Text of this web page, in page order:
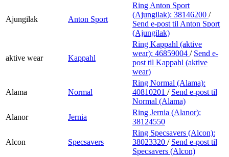
Ajungilak Anton Sport
Ring Anton Sport
(Ajungilak): 38146200 /
Send e-post til Anton Sport
(Ajungilak)
aktive wear Kappahl
Ring Kappahl (aktive
wear): 46859004 / Send e-
post til Kappahl (aktive
wear)
Alama Normal
Ring Normal (Alama):
40810201 / Send e-post til
Normal (Alama)
Alanor
Jernia
Ring Jernia (Alanor):
38124550
Alcon Specsavers
Ring Specsavers (Alcon):
38023320 / Send e-post til
Specsavers (Alcon)